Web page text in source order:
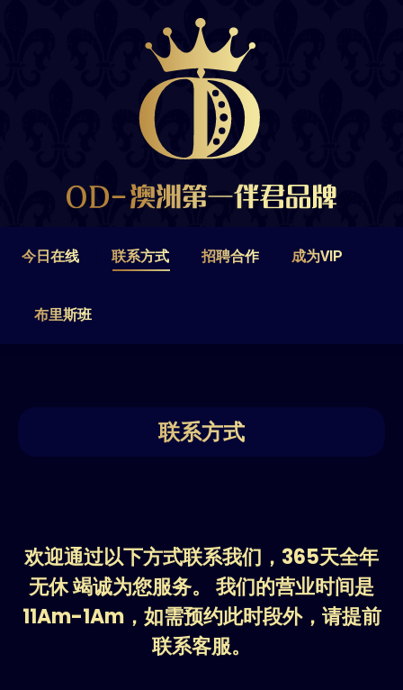
今日在线 联系方式 招聘合作 成为VIP
布里斯班
联系方式
欢迎通过以下方式联系我们，365天全年
无休 竭诚为您服务。 我们的营业时间是
11Am-1Am，如需预约此时段外，请提前
联系客服。
联系方式 招聘合作
布里斯班